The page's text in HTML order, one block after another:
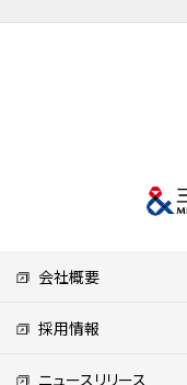
会社概要
採用情報
ニュースリリース